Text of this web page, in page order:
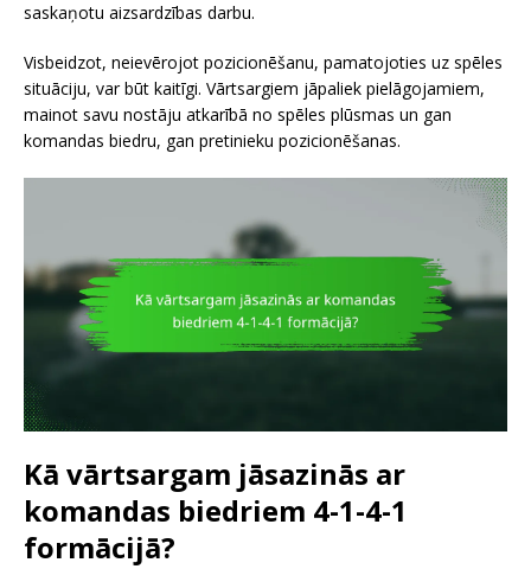
saskaņotu aizsardzības darbu.
Visbeidzot, neievērojot pozicionēšanu, pamatojoties uz spēles
situāciju, var būt kaitīgi. Vārtsargiem jāpaliek pielāgojamiem,
mainot savu nostāju atkarībā no spēles plūsmas un gan
komandas biedru, gan pretinieku pozicionēšanas.
Kā vārtsargam jāsazinās ar
komandas biedriem 4-1-4-1
formācijā?